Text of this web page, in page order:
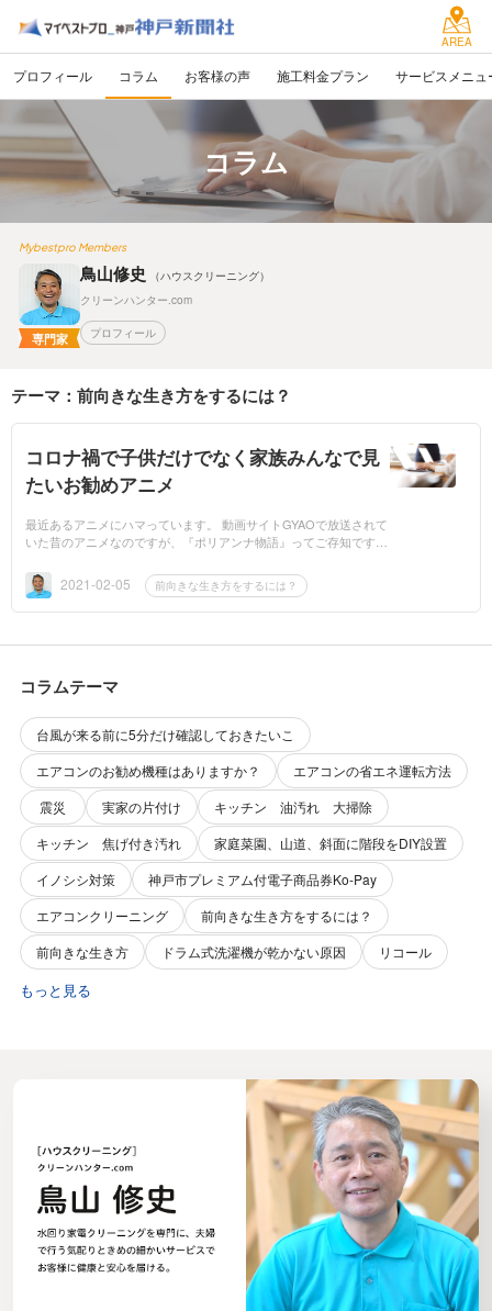
AREA
プロフィール コラム お客様の声 施工料金プラン サービスメニュ
コラム
Mybestpro Members
専門家
鳥山修史
（ハウスクリーニング）
クリーンハンター.com
プロフィール
テーマ：前向きな生き方をするには？
コロナ禍で子供だけでなく家族みんなで見
たいお勧めアニメ
最近あるアニメにハマっています。 動画サイトGYAOで放送されて
いた昔のアニメなのですが、『ポリアンナ物語』ってご存知です
クなどを放映し...
2021-02-05 前向きな生き方をするには？
コラムテーマ
台風が来る前に5分だけ確認しておきたいこ
エアコンのお勧め機種はありますか？
エアコンの省エネ運転方法
震災
実家の片付け
キッチン 油汚れ 大掃除
キッチン 焦げ付き汚れ
家庭菜園、山道、斜面に階段をDIY設置
イノシシ対策
神戸市プレミアム付電子商品券Ko-Pay
エアコンクリーニング
前向きな生き方をするには？
前向きな生き方
ドラム式洗濯機が乾かない原因 リコール
もっと見る